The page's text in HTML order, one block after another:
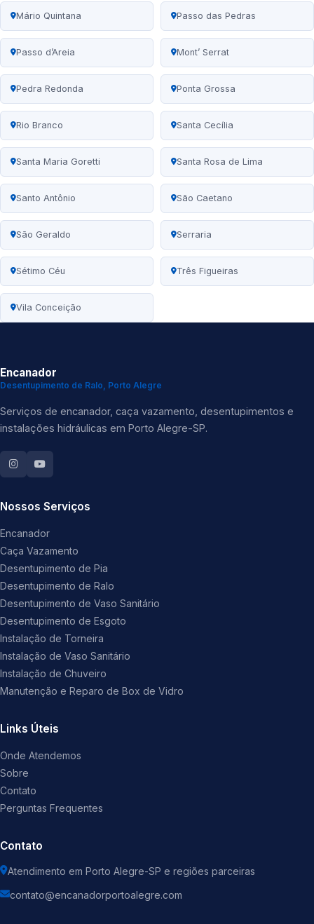
Mário Quintana Passo das Pedras
Passo d’Areia Mont’ Serrat
Pedra Redonda Ponta Grossa
Rio Branco Santa Cecília
Santa Maria Goretti Santa Rosa de Lima
Santo Antônio São Caetano
São Geraldo Serraria
Sétimo Céu Três Figueiras
Vila Conceição
Encanador
Desentupimento de Ralo, Porto Alegre
Serviços de encanador, caça vazamento, desentupimentos e
instalações hidráulicas em Porto Alegre-SP.
Nossos Serviços
Encanador
Caça Vazamento
Desentupimento de Pia
Desentupimento de Ralo
Desentupimento de Vaso Sanitário
Desentupimento de Esgoto
Instalação de Torneira
Instalação de Vaso Sanitário
Instalação de Chuveiro
Manutenção e Reparo de Box de Vidro
Links Úteis
Onde Atendemos
Sobre
Contato
Perguntas Frequentes
Contato
Atendimento em Porto Alegre-SP e regiões parceiras
contato@encanadorportoalegre.com